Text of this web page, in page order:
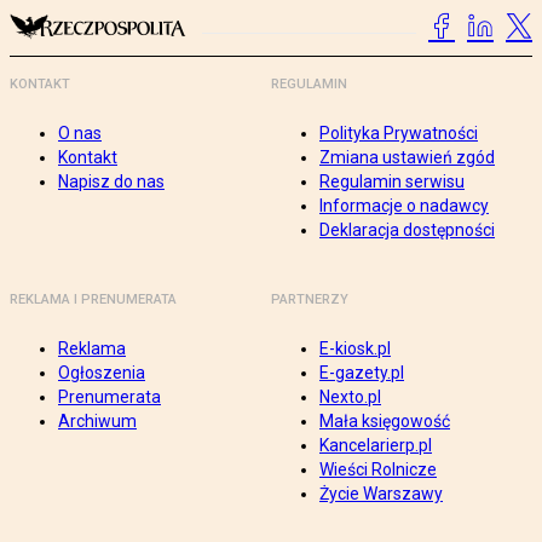
KONTAKT
O nas
Kontakt
Napisz do nas
REGULAMIN
Polityka Prywatności
Zmiana ustawień zgód
Regulamin serwisu
Informacje o nadawcy
Deklaracja dostępności
REKLAMA I PRENUMERATA
Reklama
Ogłoszenia
Prenumerata
Archiwum
PARTNERZY
E-kiosk.pl
E-gazety.pl
Nexto.pl
Mała księgowość
Kancelarierp.pl
Wieści Rolnicze
Życie Warszawy